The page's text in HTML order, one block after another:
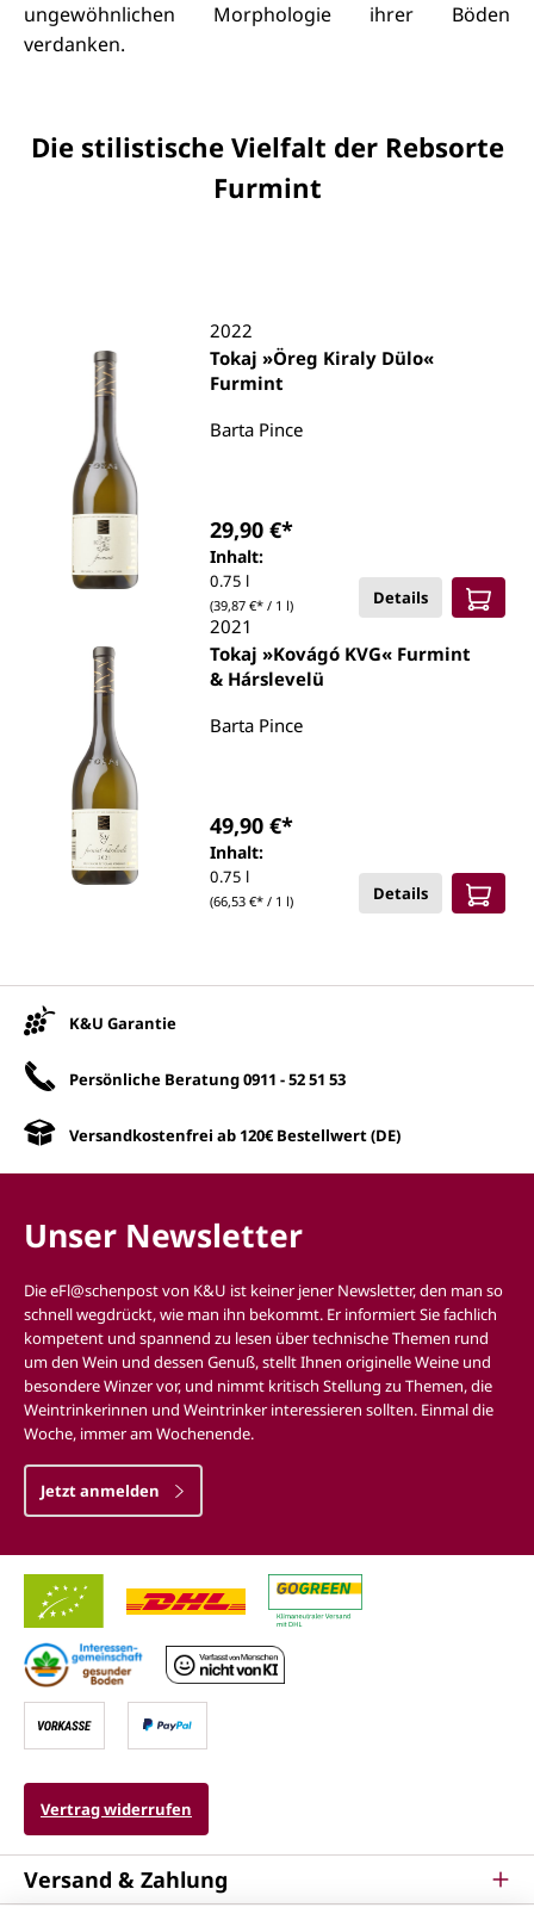
ungewöhnlichen Morphologie ihrer Böden
verdanken.
Die stilistische Vielfalt der Rebsorte
Furmint
2022
Tokaj »Öreg Kiraly Dülo«
Furmint
Barta Pince
Inhalt:
0.75 l
(39,87 €* / 1 l)
29,90 €*
Details
2021
Tokaj »Kovágó KVG« Furmint
& Hárslevelü
Barta Pince
Inhalt:
0.75 l
(66,53 €* / 1 l)
49,90 €*
Details
K&U Garantie
Persönliche Beratung0911 - 52 51 53
Versandkostenfrei ab 120€ Bestellwert (DE)
Unser Newsletter
Die eFl@schenpost von K&U ist keiner jener Newsletter, den man so
schnell wegdrückt, wie man ihn bekommt. Er informiert Sie fachlich
kompetent und spannend zu lesen über technische Themen rund
um den Wein und dessen Genuß, stellt Ihnen originelle Weine und
besondere Winzer vor, und nimmt kritisch Stellung zu Themen, die
Weintrinkerinnen und Weintrinker interessieren sollten. Einmal die
Woche, immer am Wochenende.
Jetzt anmelden
Vertrag widerrufen
Versand & Zahlung